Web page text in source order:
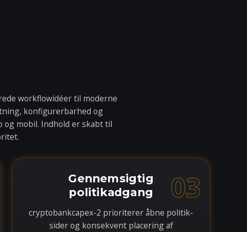
workflowidéer til moderne
konfigurerbarhed og
og mobil. Indhold er skabt til
03
Gennemsigtig
politikadgang
cryptobankcapex-2 prioriterer åbne politik-
sider og konsekvent placering af